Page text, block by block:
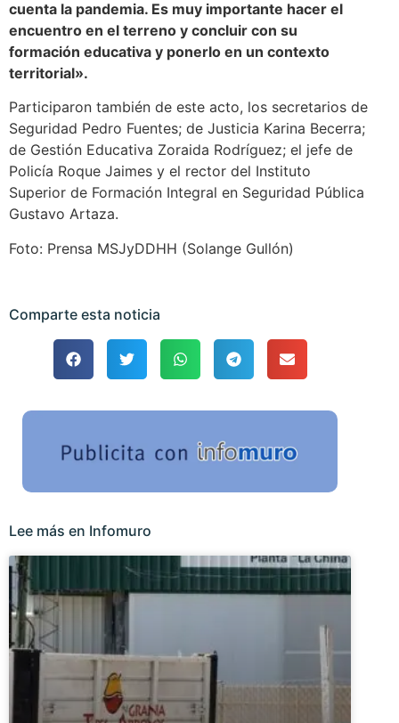
cuenta la pandemia. Es muy importante hacer el
encuentro en el terreno y concluir con su
formación educativa y ponerlo en un contexto
territorial».
Participaron también de este acto, los secretarios de
Seguridad Pedro Fuentes; de Justicia Karina Becerra;
de Gestión Educativa Zoraida Rodríguez; el jefe de
Policía Roque Jaimes y el rector del Instituto
Superior de Formación Integral en Seguridad Pública
Gustavo Artaza.
Foto: Prensa MSJyDDHH (Solange Gullón)
Comparte esta noticia
Lee más en Infomuro